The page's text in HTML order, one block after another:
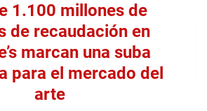
1.100 millones de
de recaudación en
marcan una suba
para el mercado del
arte